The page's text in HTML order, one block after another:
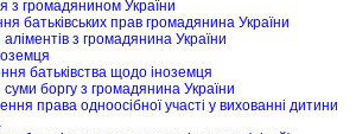
з громадянином України
батьківських прав громадянина України
з громадянина України
батьківства щодо іноземця
боргу з громадянина України
права одноосібної участі у вихованні дитини